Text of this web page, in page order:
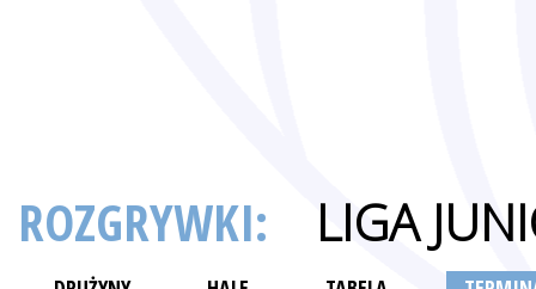
ROZGRYWKI: LIGA